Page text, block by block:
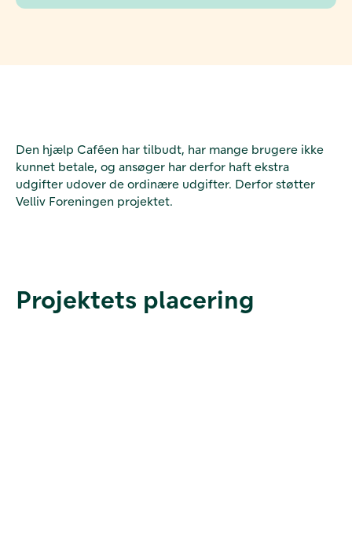
Den hjælp Caféen har tilbudt, har mange brugere ikke
kunnet betale, og ansøger har derfor haft ekstra
udgifter udover de ordinære udgifter. Derfor støtter
Velliv Foreningen projektet.
Projektets placering